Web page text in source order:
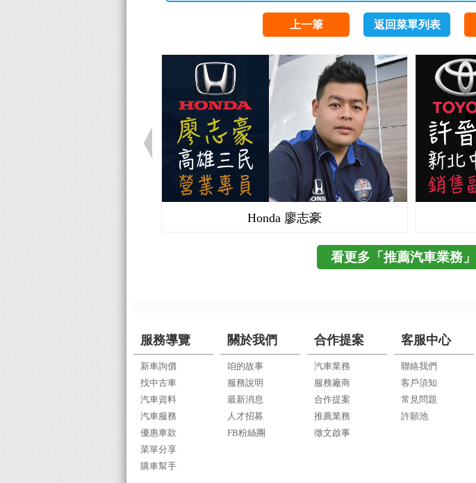
上一筆 返回菜單列表
Honda 廖志豪
看更多「推薦汽車業務」
服務導覽
新車詢價
找中古車
汽車資料
汽車服務
優惠車款
菜單分享
購車幫手
關於我們
咱的故事
服務說明
最新消息
人才招募
FB粉絲團
合作提案
汽車業務
服務廠商
合作提案
推薦業務
徵文啟事
客服中心
聯絡我們
客戶須知
常見問題
許願池